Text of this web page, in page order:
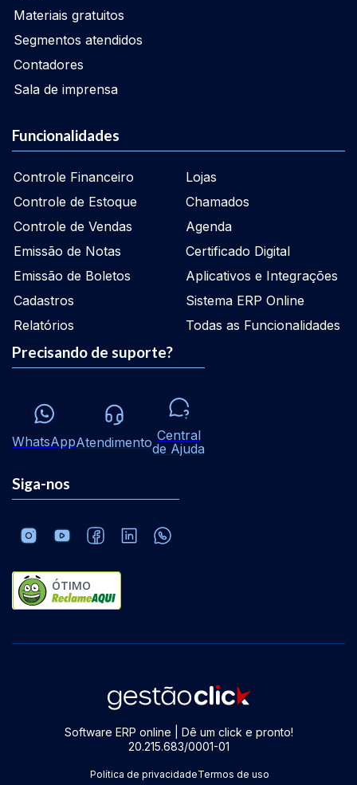
Materiais gratuitos
Segmentos atendidos
Contadores
Sala de imprensa
Funcionalidades
Controle Financeiro
Controle de Estoque
Controle de Vendas
Emissão de Notas
Emissão de Boletos
Cadastros
Relatórios
Lojas
Chamados
Agenda
Certificado Digital
Aplicativos e Integrações
Sistema ERP Online
Todas as Funcionalidades
Precisando de suporte?
WhatsAppAtendimento Central
de Ajuda
Siga-nos
ÓTIMO
Software ERP online | Dê um click e pronto!
20.215.683/0001-01
Política de privacidadeTermos de uso